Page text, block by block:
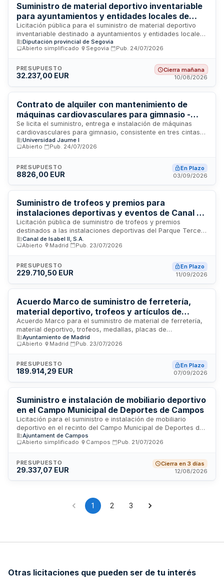
Suministro de material deportivo inventariable
para ayuntamientos y entidades locales de
municipios menores de 20.000 habitantes de la
provincia de Segovia
Licitación pública para el suministro de material deportivo
inventariable destinado a ayuntamientos y entidades locales
dependientes de municipios con población inferior a 20.000
habitantes en la provincia de Segovia. La Presidencia de la
contratación por un importe de 32.237 euros. El material
deportivo suministrado será de carácter inventariable, es
los organismos beneficiarios. Esta iniciativa busca fortalecer
la oferta deportiva y las infraestructuras de actividad física
en municipios de menor tamaño, facilitando el acceso a
equipamientos de calidad.
Diputación provincial de Segovia
Abierto simplificado
Segovia Pub. 24/07/2026
PRESUPUESTO
32.237,00 EUR
Cierra mañana
10/08/2026
Contrato de alquiler con mantenimiento de
máquinas cardiovasculares para gimnasio -
Universidad Jaume I
Se licita el suministro, entrega e instalación de máquinas
cardiovasculares para gimnasio, consistente en tres cintas
de correr, tres elípticas y tres remos, bajo modalidad de
alquiler sin opción de compra. El contrato incluye
correctivo durante toda la duración del renting, con un plazo
máximo de cinco años. La Universidad Jaume I requiere que
demostrada en suministros similares durante los últimos tres
años. Se valorarán especialmente la calidad certificada, el
diseño biomecánico, la robustez estructural, la seguridad y
la accesibilidad universal de los equipamientos.
Universidad Jaume I
Abierto
Pub. 24/07/2026
PRESUPUESTO
8826,00 EUR
En Plazo
03/09/2026
Suministro de trofeos y premios para
instalaciones deportivas y eventos de Canal de
Isabel II
Licitación pública de suministro de trofeos y premios
destinados a las instalaciones deportivas del Parque Tercer
Depósito y a la organización de eventos deportivos y
sociales de Canal de Isabel II, S.A., M.P. El contrato incluye el
técnicas establecidas en el Pliego de Prescripciones
Técnicas. Las proposiciones deben expresar el precio sin
pago se realizará dentro de treinta días posteriores a la
aprobación de conformidad de las prestaciones.
Canal de Isabel II, S.A.
Abierto
Madrid Pub. 23/07/2026
PRESUPUESTO
229.710,50 EUR
En Plazo
11/09/2026
Acuerdo Marco de suministro de ferretería,
material deportivo, trofeos y artículos de
limpieza para el Distrito de Villa de Vallecas
Acuerdo Marco para el suministro de material de ferretería,
material deportivo, trofeos, medallas, placas de
reconocimiento y material de limpieza destinado al Distrito
de Villa de Vallecas del Ayuntamiento de Madrid. El contrato
obligaciones de cumplimiento de normas sociolaborales,
cláusulas de igualdad de género, formación preventiva y
responsable de contrato designado por la empresa
adjudicataria.
Ayuntamiento de Madrid
Abierto
Madrid Pub. 23/07/2026
PRESUPUESTO
189.914,29 EUR
En Plazo
07/09/2026
Suministro e instalación de mobiliario deportivo
en el Campo Municipal de Deportes de Campos
Licitación para el suministro e instalación de mobiliario
deportivo en el recinto del Campo Municipal de Deportes de
Campos. El contratista adjudicatario deberá ejecutar los
trabajos de acuerdo con la memoria valorada y normativa
organitzativa y profesional necesaria. Los trabajos se
entregarán completamente acabados, en correcto estado
Ajuntament de Campos
Abierto simplificado
Campos Pub. 21/07/2026
PRESUPUESTO
29.337,07 EUR
Cierra en 3 días
12/08/2026
1 2 3
Otras licitaciones que pueden ser de tu interés